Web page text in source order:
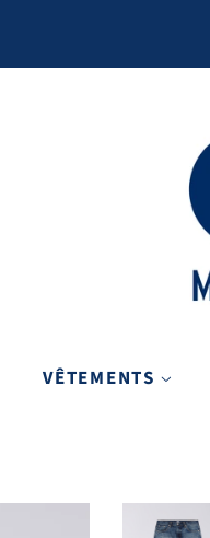
VÊTEMENTS